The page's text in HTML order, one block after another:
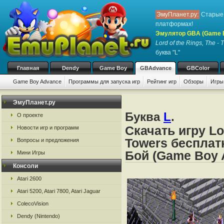
ЭмуПланет.ру: Старые
платформах!
Эмулятор GBA (Game
Lord of the Rings, The -
буква "L"
Главная Dendy Game Boy GBAdvance GBColor
Game Boy Advance Программы для запуска игр Рейтинг игр Обзоры
ЭмуПланет.ру
О проекте
Новости игр и программ
Вопросы и предложения
Мини Игры
Консоли
Atari 2600
Atari 5200, Atari 7800, Atari Jaguar
ColecoVision
Dendy (Nintendo)
Буква L.
Скачать игру
Towers
Бой (Game Boy